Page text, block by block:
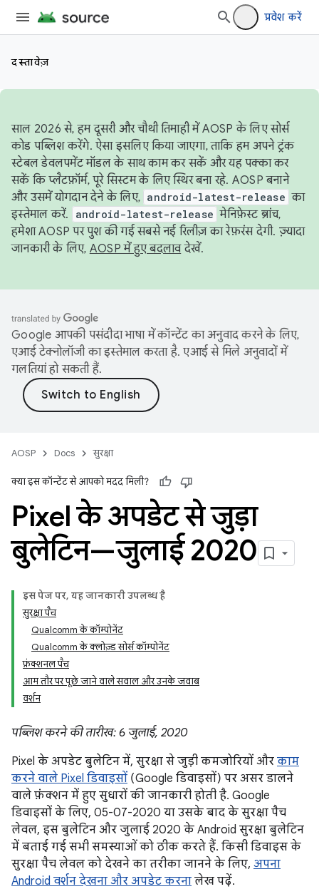
प्रवेश करें
दस्तावेज़
साल 2026 से, हम दूसरी और चौथी तिमाही में AOSP के लिए सोर्स
कोड पब्लिश करेंगे. ऐसा इसलिए किया जाएगा, ताकि हम अपने ट्रंक
स्टेबल डेवलपमेंट मॉडल के साथ काम कर सकें और यह पक्का कर
सकें कि प्लैटफ़ॉर्म, पूरे सिस्टम के लिए स्थिर बना रहे. AOSP बनाने
और उसमें योगदान देने के लिए, android-latest-release का
इस्तेमाल करें.
android-latest-release मेनिफ़ेस्ट ब्रांच,
हमेशा AOSP पर पुश की गई सबसे नई रिलीज़ का रेफ़रंस देगी. ज़्यादा
जानकारी के लिए, AOSP में हुए बदलावदेखें.
Google आपकी पसंदीदा भाषा में कॉन्टेंट का अनुवाद करने के लिए,
एआई टेक्नोलॉजी का इस्तेमाल करता है. एआई से मिले अनुवादों में
गलतियां हो सकती हैं.
AOSP Docs सुरक्षा
क्या इस कॉन्टेंट से आपको मदद मिली?
Pixel के अपडेट से जुड़ा
बुलेटिन—जुलाई 2020
इस पेज पर, यह जानकारी उपलब्ध है
सुरक्षा पैच
Qualcomm के कॉम्पोनेंट
Qualcomm के क्लोज़्ड सोर्स कॉम्पोनेंट
फ़ंक्शनल पैच
आम तौर पर पूछे जाने वाले सवाल और उनके जवाब
वर्शन
पब्लिश करने की तारीख: 6 जुलाई, 2020
Pixel के अपडेट बुलेटिन में, सुरक्षा से जुड़ी कमजोरियों और काम
करने वाले Pixel डिवाइसों (Google डिवाइसों) पर असर डालने
वाले फ़ंक्शन में हुए सुधारों की जानकारी होती है. Google
डिवाइसों के लिए, 05-07-2020 या उसके बाद के सुरक्षा पैच
लेवल, इस बुलेटिन और जुलाई 2020 के Android सुरक्षा बुलेटिन
में बताई गई सभी समस्याओं को ठीक करते हैं. किसी डिवाइस के
सुरक्षा पैच लेवल को देखने का तरीका जानने के लिए, अपना
Android वर्शन देखना और अपडेट करना लेख पढ़ें.